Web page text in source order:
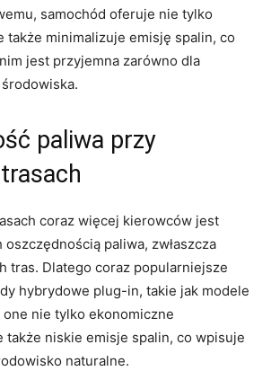
samochód oferuje nie tylko‍
także minimalizuje emisję ‌spalin, co
jest przyjemna zarówno dla
paliwa przy
coraz więcej kierowców jest
paliwa, zwłaszcza
tras. Dlatego⁣ coraz popularniejsze
hybrydowe plug-in, takie jak modele
nie tylko ekonomiczne
także niskie emisje spalin, co wpisuje
naturalne.